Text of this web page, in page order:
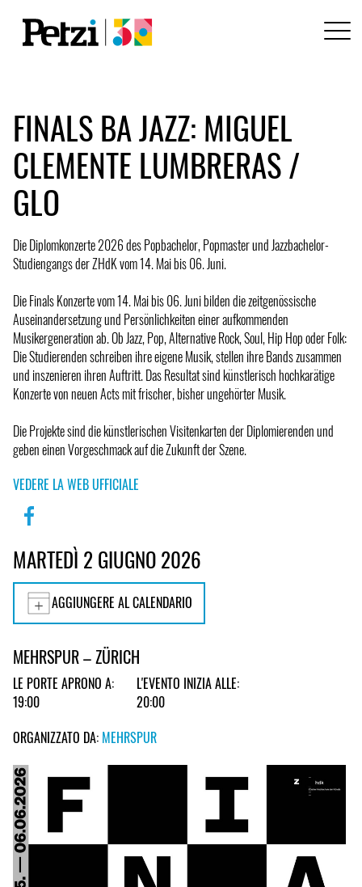
FINALS BA JAZZ: MIGUEL
CLEMENTE LUMBRERAS /
GLO
Die Diplomkonzerte 2026 des Popbachelor, Popmaster und Jazzbachelor-
Studiengangs der ZHdK vom 14. Mai bis 06. Juni.
Die Finals Konzerte vom 14. Mai bis 06. Juni bilden die zeitgenössische
Auseinandersetzung und Persönlichkeiten einer aufkommenden
Musikergeneration ab. Ob Jazz, Pop, Alternative Rock, Soul, Hip Hop oder Folk:
Die Studierenden schreiben ihre eigene Musik, stellen ihre Bands zusammen
und inszenieren ihren Auftritt. Das Resultat sind künstlerisch hochkarätige
Konzerte von neuen Acts mit frischer, bisher ungehörter Musik.
Die Projekte sind die künstlerischen Visitenkarten der Diplomierenden und
geben einen Vorgeschmack auf die Zukunft der Szene.
VEDERE LA WEB UFFICIALE
MARTEDÌ 2 GIUGNO 2026
AGGIUNGERE AL CALENDARIO
MEHRSPUR – ZÜRICH
LE PORTE APRONO A:
19:00
L'EVENTO INIZIA ALLE:
20:00
ORGANIZZATO DA: MEHRSPUR